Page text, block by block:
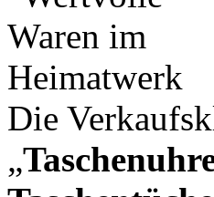
Die
„